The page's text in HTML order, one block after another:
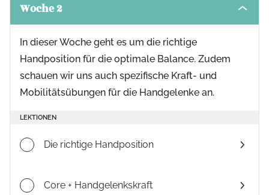
Woche 2
In dieser Woche geht es um die richtige
Handposition für die optimale Balance. Zudem
schauen wir uns auch spezifische Kraft- und
Mobilitätsübungen für die Handgelenke an.
LEKTIONEN
Die richtige Handposition
Core + Handgelenkskraft